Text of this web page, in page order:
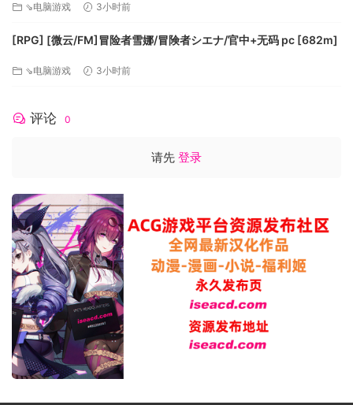
⇘电脑游戏 3小时前
[RPG] [微云/FM]冒险者雪娜/冒険者シエナ/官中+无码 pc [682m]
⇘电脑游戏 3小时前
评论 0
请先 登录